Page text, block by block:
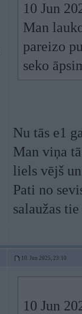
10 Jun
Man
pareizo
seko
Nu tās e1
Man viņa
liels vējš
Pati no
salaužas
10. Jun 2025, 23:10
10 Jun